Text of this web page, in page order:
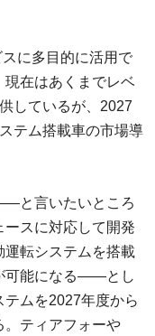
に多目的に活用で
現在はあくまでレベ
しているが、2027
テム搭載車の市場導
と言いたいところ
スに対応して開発
運転システムを搭載
可能になる――とし
ムを2027年度から
。ティアフォーや